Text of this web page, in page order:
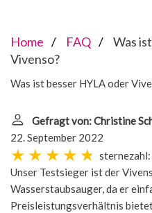
Home FAQ
Was
Vivenso?
Was ist besser HYLA oder
Gefragt von: Christine
22. September 2022
Unser Testsieger ist der
Wasserstaubsauger, da er
Preisleistungsverhältnis